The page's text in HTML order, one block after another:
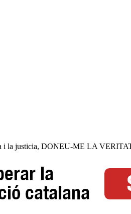
i la justicia, DONEU-ME LA